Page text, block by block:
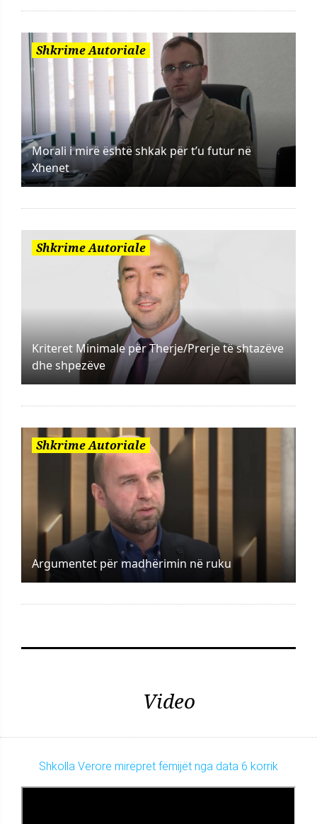
Shkrime Autoriale
Morali i mirë është shkak për t’u futur në
Xhenet
Shkrime Autoriale
Kriteret Minimale për Therje/Prerje të shtazëve
dhe shpezëve
Shkrime Autoriale
Argumentet për madhërimin në ruku
Video
Shkolla Verore mirëpret fëmijët nga data 6 korrik